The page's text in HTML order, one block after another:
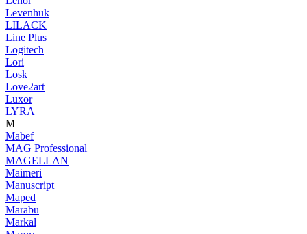
Levenhuk
LILACK
Line Plus
Logitech
Lori
Losk
Love2art
Luxor
LYRA
M
Mabef
MAG Professional
MAGELLAN
Maimeri
Manuscript
Maped
Marabu
Markal